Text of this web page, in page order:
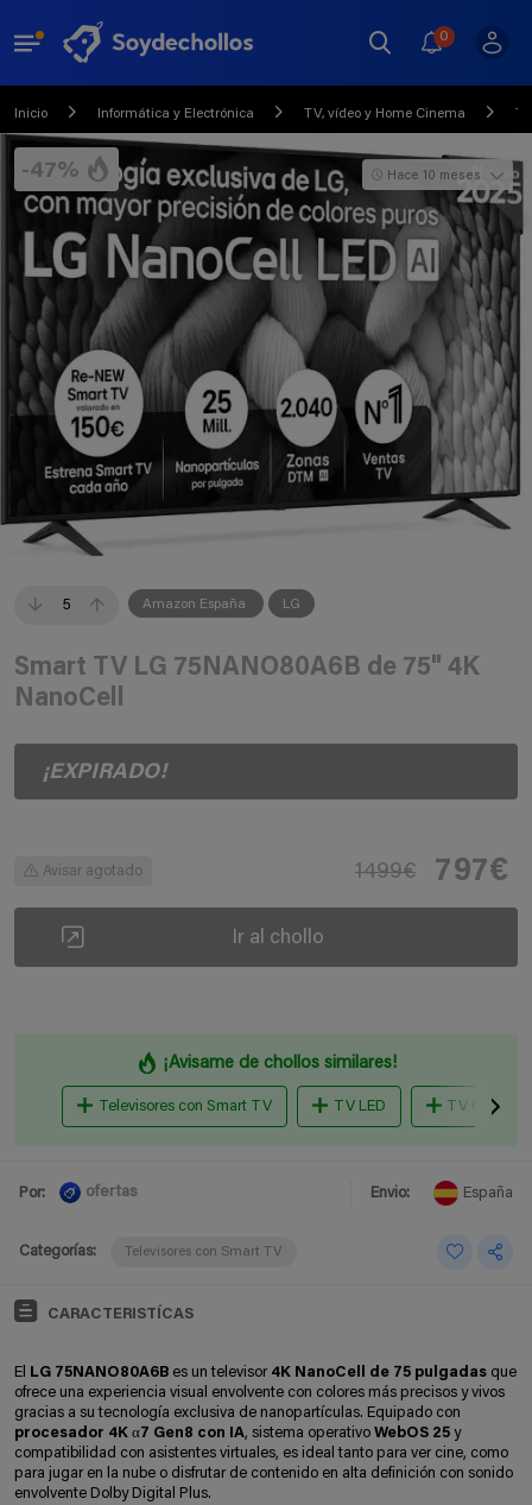
0
Inicio Informática y Electrónica TV, vídeo y Home Cinema
-47%
5 Amazon España LG
Hace 10 meses
Smart TV LG 75NANO80A6B de 75" 4K
NanoCell
¡EXPIRADO!
Avisar agotado 1499€ 797€
Ir al chollo
¡Avisame de chollos similares!
Televisores con Smart TV TV LED TV QLED
Por: ofertas Envio: España
Categorías: Televisores con Smart TV
CARACTERISTÍCAS
El LG 75NANO80A6B es un televisor 4K NanoCell de 75 pulgadas que
ofrece una experiencia visual envolvente con colores más precisos y vivos
gracias a su tecnología exclusiva de nanopartículas. Equipado con
procesador 4K α7 Gen8 con IA, sistema operativo WebOS 25 y
compatibilidad con asistentes virtuales, es ideal tanto para ver cine, como
para jugar en la nube o disfrutar de contenido en alta definición con sonido
envolvente Dolby Digital Plus.